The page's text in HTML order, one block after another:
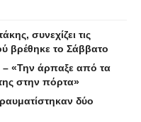
συνεχίζει τις
βρέθηκε το Σάββατο
– «Την άρπαξε από τα
στην πόρτα»
δύο